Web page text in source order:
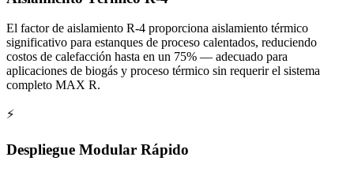
El factor de aislamiento R-4 proporciona aislamiento térmico
significativo para estanques de proceso calentados, reduciendo
costos de calefacción hasta en un 75% — adecuado para
aplicaciones de biogás y proceso térmico sin requerir el sistema
completo MAX R.
⚡
Despliegue Modular Rápido